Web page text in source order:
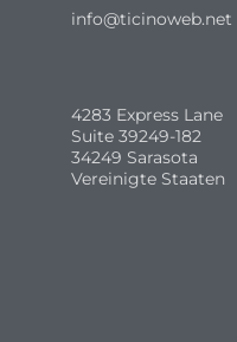
info@ticinoweb.net
4283 Express Lane
Suite 39249-182
34249 Sarasota
Vereinigte Staaten